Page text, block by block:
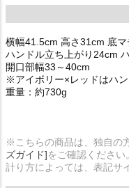
横幅41.5cm 高さ31cm 底マ
ハンドル立ち上がり24cm
開口部幅33～40cm
※アイボリー×レッドはハ
重量：約730g
※こちらの商品は、独自の
ズガイド]をご確認ください。
計り方によっては、表記サ